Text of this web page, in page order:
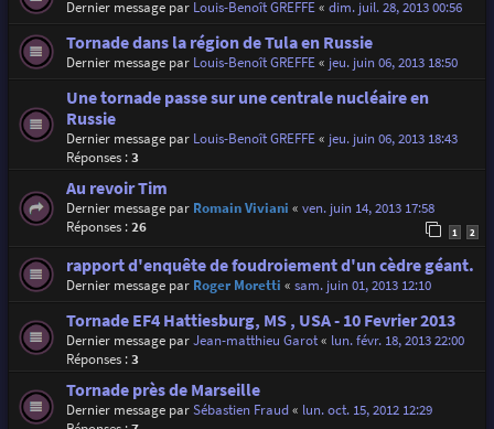
Dernier message par Louis-Benoît GREFFE« dim. juil. 28, 2013 00:56
Tornade dans la région de Tula en Russie
Dernier message par Louis-Benoît GREFFE« jeu. juin 06, 2013 18:50
Une tornade passe sur une centrale nucléaire en
Russie
Dernier message par Louis-Benoît GREFFE« jeu. juin 06, 2013 18:43
Réponses :3
Au revoir Tim
Dernier message par Romain Viviani « ven. juin 14, 2013 17:58
Réponses :26 1 2
rapport d'enquête de foudroiement d'un cèdre géant.
Dernier message par Roger Moretti « sam. juin 01, 2013 12:10
Tornade EF4 Hattiesburg, MS , USA - 10 Fevrier 2013
Dernier message parJean-matthieu Garot« lun. févr. 18, 2013 22:00
Réponses :3
Tornade près de Marseille
Dernier message parSébastien Fraud« lun. oct. 15, 2012 12:29